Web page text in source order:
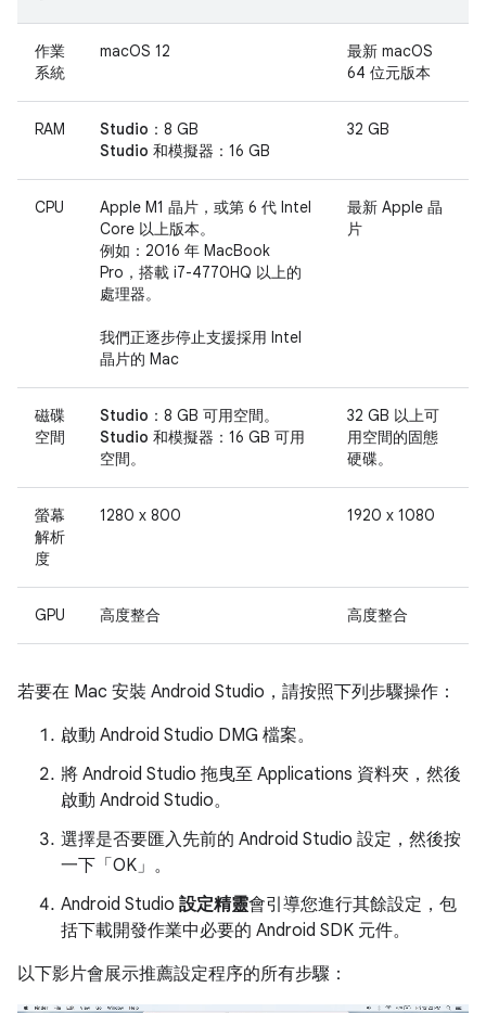
作業
系統
macOS 12
最新 macOS
64 位元版本
RAM Studio： 8 GB
Studio 和模擬器： 16 GB
32 GB
CPU
Apple M1 晶片，或第 6 代 Intel
Core 以上版本。
例如：2016 年 MacBook
Pro，搭載 i7-4770HQ 以上的
處理器。
我們正逐步停止支援採用 Intel
晶片的 Mac
最新 Apple 晶
片
磁碟
空間
Studio： 8 GB 可用空間。
Studio 和模擬器： 16 GB 可用
空間。
32 GB 以上可
用空間的固態
硬碟。
螢幕
解析
度
1280 x 800 1920 x 1080
GPU 高度整合 高度整合
若要在 Mac 安裝 Android Studio，請按照下列步驟操作：
啟動 Android Studio DMG 檔案。
將 Android Studio 拖曳至 Applications 資料夾，然後
啟動 Android Studio。
選擇是否要匯入先前的 Android Studio 設定，然後按
一下「OK」 。
Android Studio 設定精靈會引導您進行其餘設定，包
括下載開發作業中必要的 Android SDK 元件。
以下影片會展示推薦設定程序的所有步驟：